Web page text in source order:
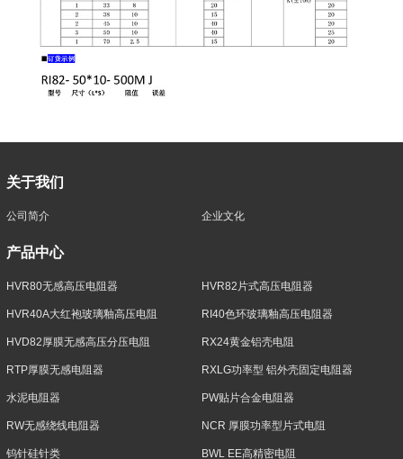
关于我们
公司简介 企业文化
产品中心
HVR80无感高压电阻器 HVR82片式高压电阻器
HVR40A大红袍玻璃釉高压电阻 RI40色环玻璃釉高压电阻器
HVD82厚膜无感高压分压电阻 RX24黄金铝壳电阻
RTP厚膜无感电阻器 RXLG功率型 铝外壳固定电阻器
水泥电阻器 PW贴片合金电阻器
RW无感绕线电阻器 NCR 厚膜功率型片式电阻
钨针硅针类 BWL EE高精密电阻